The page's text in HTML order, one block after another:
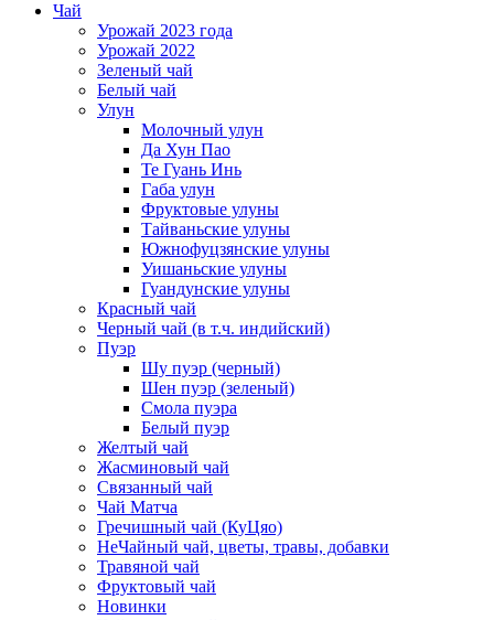
Чай
Урожай 2023 года
Урожай 2022
Зеленый чай
Белый чай
Улун
Молочный улун
Да Хун Пао
Те Гуань Инь
Габа улун
Фруктовые улуны
Тайваньские улуны
Южнофуцзянские улуны
Уишаньские улуны
Гуандунские улуны
Красный чай
Черный чай (в т.ч. индийский)
Пуэр
Шу пуэр (черный)
Шен пуэр (зеленый)
Смола пуэра
Белый пуэр
Желтый чай
Жасминовый чай
Связанный чай
Чай Матча
Гречишный чай (КуЦяо)
НеЧайный чай, цветы, травы, добавки
Травяной чай
Фруктовый чай
Новинки